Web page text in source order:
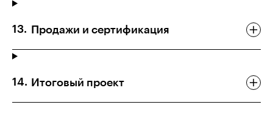
Продажи и сертификация
Итоговый проект